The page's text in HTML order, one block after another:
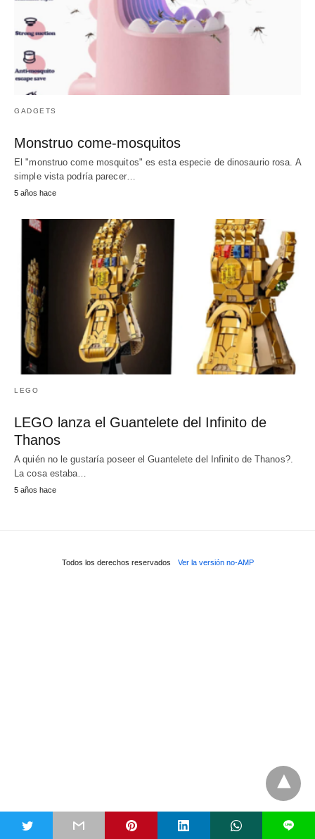
GADGETS
Monstruo come-mosquitos
El "monstruo come mosquitos" es esta especie de dinosaurio rosa. A
simple vista podría parecer…
5 años hace
LEGO
LEGO lanza el Guantelete del Infinito de
Thanos
A quién no le gustaría poseer el Guantelete del Infinito de Thanos?.
La cosa estaba…
5 años hace
Todos los derechos reservados Ver la versión no-AMP
L